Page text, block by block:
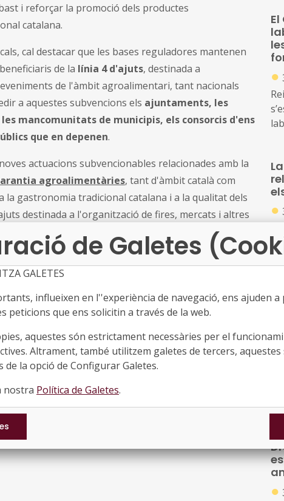
i reforçar la promoció dels productes
catalana.
cal destacar que les bases reguladores mantenen
de la línia 4 d'ajuts, destinada a
de l'àmbit agroalimentari, tant nacionals
a aquestes subvencions els ajuntaments, les
mancomunitats de municipis, els consorcis d'ens
que en depenen.
actuacions subvencionables relacionades amb la
agroalimentàries, tant d'àmbit català com
la gastronomia tradicional catalana i a la qualitat dels
destinada a l'organització de fires, mercats i altres
d'ara podran tenir tant caràcter nacional com
marca Catalunya.
sobre els percentatges màxims subvencionables i els
esdeveniments internacionals podran rebre fins a
congressos nacionals o internacionals podrà
i difusió de la gastronomia tradicional catalana.
de les sol·licituds, com l'impacte territorial dels
dels congressos i el nombre d'operadors adherits a
la finalitat de prioritzar les iniciatives amb una major
gastronòmic català.
●
●
●
●
de Galetes
GALETES
influeixen en l''experiència de navegació, ens ajuden
peticions que ens solicitin a través de la web.
aquestes són estrictament necessàries per el
Altrament, també utilitzem galetes de tercers, aquestes
la opció de Configurar Galetes.
nostra Política de Galetes.